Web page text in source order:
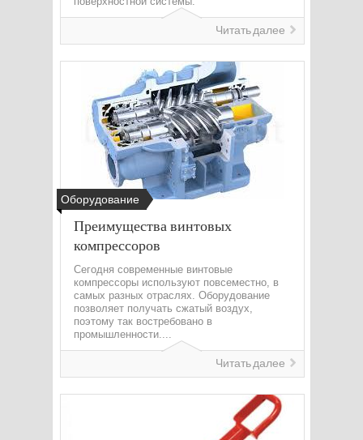
Читать далее
Оборудование
Преимущества винтовых
компрессоров
Сегодня современные винтовые
компрессоры используют повсеместно, в
самых разных отраслях. Оборудование
позволяет получать сжатый воздух,
поэтому так востребовано в
промышленности....
Читать далее